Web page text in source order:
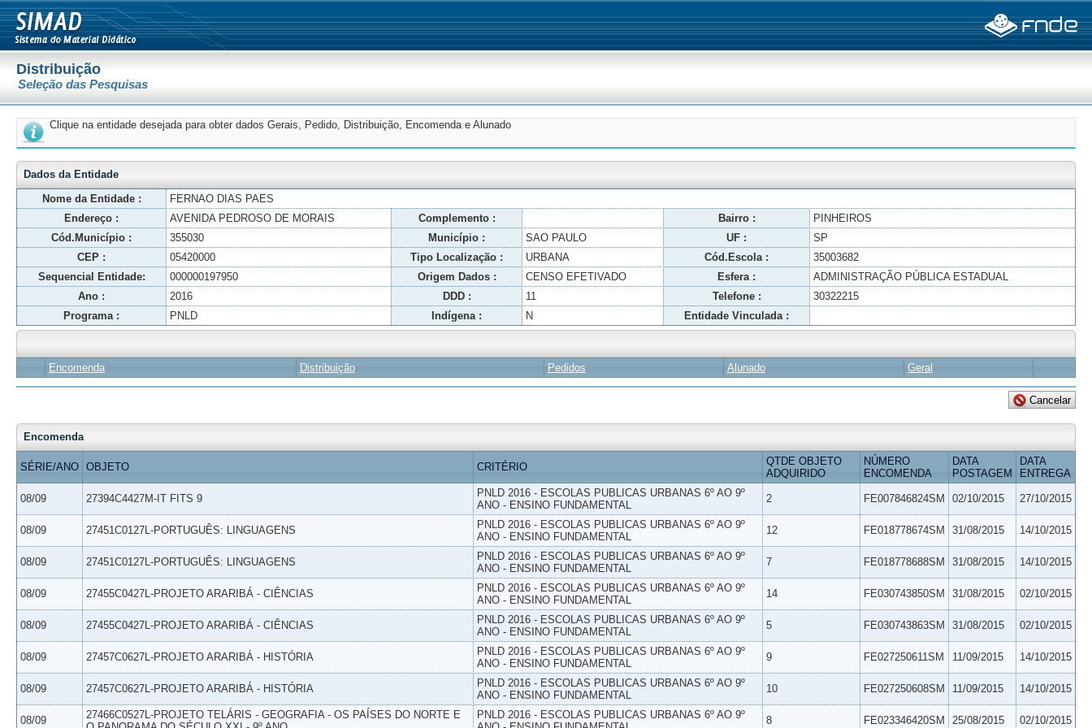
Distribuição
Seleção das Pesquisas
Clique na entidade desejada para obter dados Gerais, Pedido, Distribuição, Encomenda e Alunado
Dados da Entidade
Nome da Entidade :
FERNAO DIAS PAES
Endereço :
AVENIDA PEDROSO DE MORAIS Complemento : Bairro :
PINHEIROS
Cód.Município :
355030 Município : SAO PAULO UF :
SP
CEP :
05420000 Tipo Localização : URBANA Cód.Escola :
35003682
Sequencial Entidade:
000000197950 Origem Dados : CENSO EFETIVADO Esfera :
ADMINISTRAÇÃO PÚBLICA ESTADUAL
Ano :
2016 DDD : 11 Telefone :
30322215
Programa :
PNLD Indígena : N Entidade Vinculada :
Encomenda Distribuição Pedidos Alunado Geral
Encomenda
SÉRIE/ANO OBJETO CRITÉRIO
QTDE OBJETO
ADQUIRIDO
NÚMERO
ENCOMENDA
DATA
POSTAGEM
DATA
ENTREGA
08/09 27394C4427M-IT FITS 9
PNLD 2016 - ESCOLAS PUBLICAS URBANAS 6º AO 9º
ANO - ENSINO FUNDAMENTAL
2 FE007846824SM 02/10/2015 27/10/2015
08/09 27451C0127L-PORTUGUÊS: LINGUAGENS
PNLD 2016 - ESCOLAS PUBLICAS URBANAS 6º AO 9º
ANO - ENSINO FUNDAMENTAL
12 FE018778674SM 31/08/2015 14/10/2015
08/09 27451C0127L-PORTUGUÊS: LINGUAGENS
PNLD 2016 - ESCOLAS PUBLICAS URBANAS 6º AO 9º
ANO - ENSINO FUNDAMENTAL
7 FE018778688SM 31/08/2015 14/10/2015
08/09 27455C0427L-PROJETO ARARIBÁ - CIÊNCIAS
PNLD 2016 - ESCOLAS PUBLICAS URBANAS 6º AO 9º
ANO - ENSINO FUNDAMENTAL
14 FE030743850SM 31/08/2015 02/10/2015
08/09 27455C0427L-PROJETO ARARIBÁ - CIÊNCIAS
PNLD 2016 - ESCOLAS PUBLICAS URBANAS 6º AO 9º
ANO - ENSINO FUNDAMENTAL
5 FE030743863SM 31/08/2015 02/10/2015
08/09 27457C0627L-PROJETO ARARIBÁ - HISTÓRIA
PNLD 2016 - ESCOLAS PUBLICAS URBANAS 6º AO 9º
ANO - ENSINO FUNDAMENTAL
9 FE027250611SM 11/09/2015 14/10/2015
08/09 27457C0627L-PROJETO ARARIBÁ - HISTÓRIA
PNLD 2016 - ESCOLAS PUBLICAS URBANAS 6º AO 9º
ANO - ENSINO FUNDAMENTAL
10 FE027250608SM 11/09/2015 14/10/2015
08/09
27466C0527L-PROJETO TELÁRIS - GEOGRAFIA - OS PAÍSES DO NORTE E
PNLD 2016 - ESCOLAS PUBLICAS URBANAS 6º AO 9º
8 FE023346420SM 25/08/2015 02/10/2015